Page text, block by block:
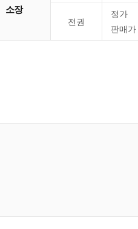
소장
전권
정가
판매가